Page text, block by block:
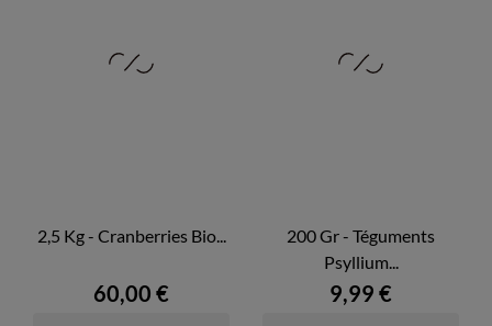
2,5 Kg - Cranberries Bio...
60,00 €
200 Gr - Téguments
Psyllium...
9,99 €